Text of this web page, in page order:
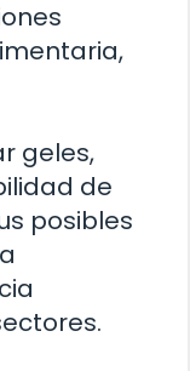
geles,
de
posibles